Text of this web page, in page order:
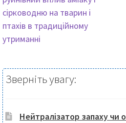
Навігація
записів
сірководню на тварин і
птахів в традиційному
утриманні
Зверніть увагу:
Нейтралізатор запаху чи